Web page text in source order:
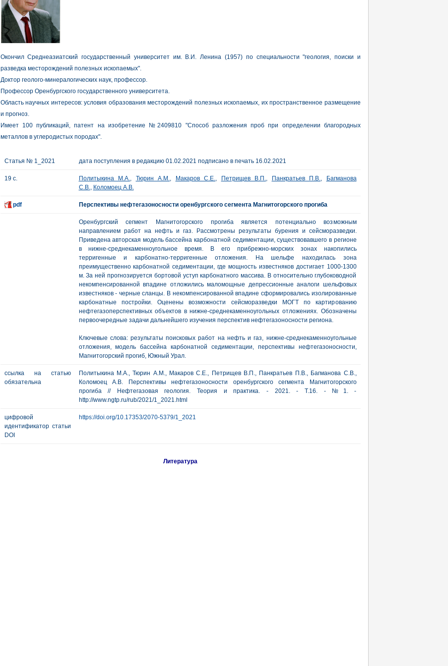
Окончил Среднеазиатский государственный университет им. В.И. Ленина (1957) по специальности "геология, поиски и
разведка месторождений полезных ископаемых".
Доктор геолого-минералогических наук, профессор.
Профессор Оренбургского государственного университета.
Область научных интересов: условия образования месторождений полезных ископаемых, их пространственное размещение
и прогноз.
Имеет 100 публикаций, патент на изобретение №2409810 "Способ разложения проб при определении благородных
металлов в углеродистых породах".
Статья № 1_2021 дата поступления в редакцию 01.02.2021 подписано в печать 16.02.2021
19 с. Политыкина М.А., Тюрин А.М., Макаров С.Е., Петрищев В.П., Панкратьев П.В.,
Багманова
С.В., Коломоец А.В.
pdf Перспективы нефтегазоносности оренбургского сегмента Магнитогорского прогиба
Оренбургский сегмент Магнитогорского прогиба является потенциально возможным
направлением работ на нефть и газ. Рассмотрены результаты бурения и сейсморазведки.
Приведена авторская модель бассейна карбонатной седиментации, существовавшего в регионе
в нижне-среднекаменноугольное время. В его прибрежно-морских зонах накопились
терригенные и карбонатно-терригенные отложения. На шельфе находилась зона
преимущественно карбонатной седиментации, где мощность известняков достигает 1000-1300
м. За ней прогнозируется бортовой уступ карбонатного массива. В относительно глубоководной
некомпенсированной впадине отложились маломощные депрессионные аналоги шельфовых
известняков - черные сланцы. В некомпенсированной впадине сформировались изолированные
карбонатные постройки. Оценены возможности сейсморазведки МОГТ по картированию
нефтегазоперспективных объектов в нижне-среднекаменноугольных отложениях. Обозначены
первоочередные задачи дальнейшего изучения перспектив нефтегазоносности региона.
Ключевые слова: результаты поисковых работ на нефть и газ, нижне-среднекаменноугольные
отложения, модель бассейна карбонатной седиментации, перспективы нефтегазоносности,
Магнитогорский прогиб, Южный Урал.
ссылка на статью
обязательна
Политыкина М.А., Тюрин А.М., Макаров С.Е., Петрищев В.П., Панкратьев П.В., Багманова С.В.,
Коломоец А.В. Перспективы нефтегазоносности оренбургского сегмента Магнитогорского
прогиба // Нефтегазовая геология. Теория и практика. - 2021. - Т.16. - №1. -
http://www.ngtp.ru/rub/2021/1_2021.html
цифровой
идентификатор статьи
DOI
https://doi.org/10.17353/2070-5379/1_2021
Литература